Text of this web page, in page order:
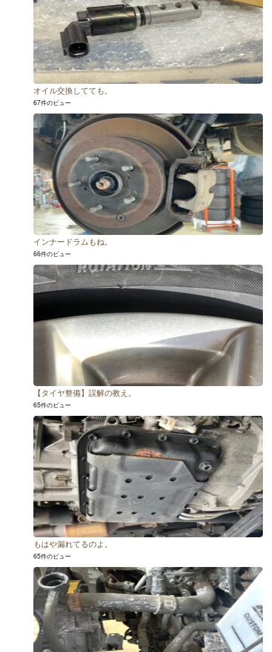
オイル交換してても。
67件のビュー
インナードラムもね。
66件のビュー
【タイヤ整備】誤解の教え。
65件のビュー
もはや漏れてるのよ。
65件のビュー